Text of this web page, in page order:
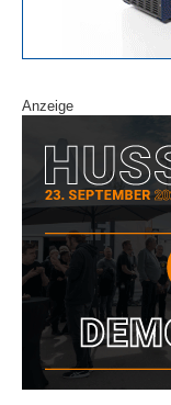
Anzeige